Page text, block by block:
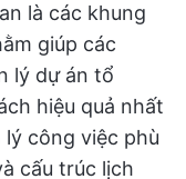
là các khung
giúp các
lý dự án tổ
hiệu quả nhất
công việc phù
cấu trúc lịch